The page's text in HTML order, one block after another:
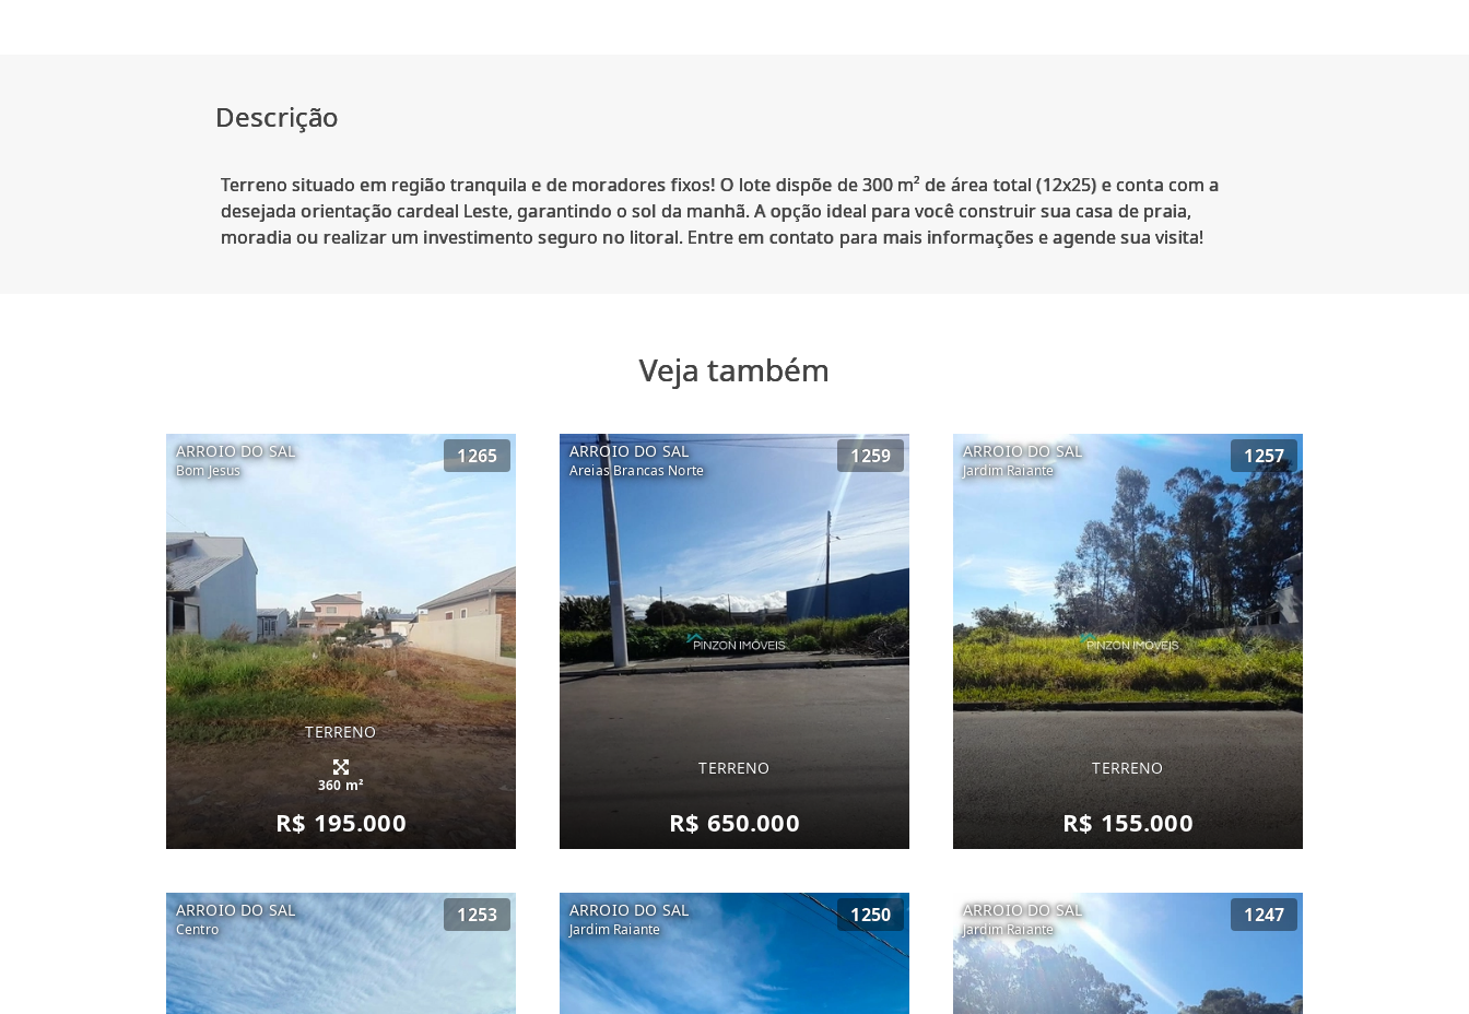
Descrição
Terreno situado em região tranquila e de moradores fixos! O lote dispõe de 300 m² de área total (12x25) e conta com a
desejada orientação cardeal Leste, garantindo o sol da manhã. A opção ideal para você construir sua casa de praia,
Veja também
ARROIO DO SAL
Bom Jesus
1265
TERRENO
360 m²
R$ 195.000
ARROIO DO SAL
Areias Brancas Norte
1259
TERRENO
R$ 650.000
ARROIO DO SAL
Jardim Raiante
1257
TERRENO
R$ 155.000
ARROIO DO SAL
Centro
1253 ARROIO DO SAL
Jardim Raiante
1250 ARROIO DO SAL
Jardim Raiante
1247